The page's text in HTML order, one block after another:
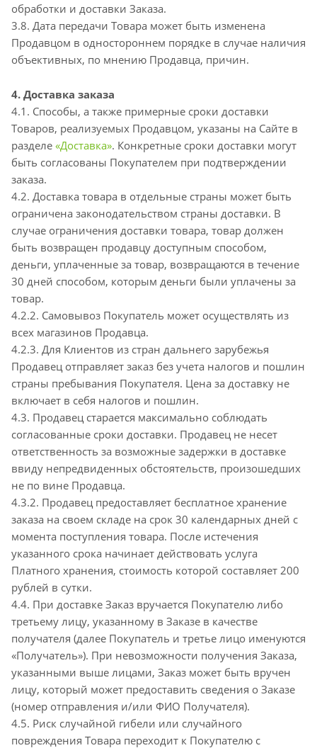
обработки и доставки Заказа.
3.8. Дата передачи Товара может быть изменена
Продавцом в одностороннем порядке в случае наличия
объективных, по мнению Продавца, причин.
4. Доставка заказа
4.1. Способы, а также примерные сроки доставки
Товаров, реализуемых Продавцом, указаны на Сайте в
разделе «Доставка». Конкретные сроки доставки могут
быть согласованы Покупателем при подтверждении
заказа.
4.2. Доставка товара в отдельные страны может быть
ограничена законодательством страны доставки. В
случае ограничения доставки товара, товар должен
быть возвращен продавцу доступным способом,
деньги, уплаченные за товар, возвращаются в течение
30 дней способом, которым деньги были уплачены за
товар.
4.2.2. Самовывоз Покупатель может осуществлять из
всех магазинов Продавца.
4.2.3. Для Клиентов из стран дальнего зарубежья
Продавец отправляет заказ без учета налогов и пошлин
страны пребывания Покупателя. Цена за доставку не
включает в себя налогов и пошлин.
4.3. Продавец старается максимально соблюдать
согласованные сроки доставки. Продавец не несет
ответственность за возможные задержки в доставке
ввиду непредвиденных обстоятельств, произошедших
не по вине Продавца.
4.3.2. Продавец предоставляет бесплатное хранение
заказа на своем складе на срок 30 календарных дней с
момента поступления товара. После истечения
указанного срока начинает действовать услуга
Платного хранения, стоимость которой составляет 200
рублей в сутки.
4.4. При доставке Заказ вручается Покупателю либо
третьему лицу, указанному в Заказе в качестве
получателя (далее Покупатель и третье лицо именуются
«Получатель»). При невозможности получения Заказа,
указанными выше лицами, Заказ может быть вручен
лицу, который может предоставить сведения о Заказе
(номер отправления и/или ФИО Получателя).
4.5. Риск случайной гибели или случайного
повреждения Товара переходит к Покупателю с